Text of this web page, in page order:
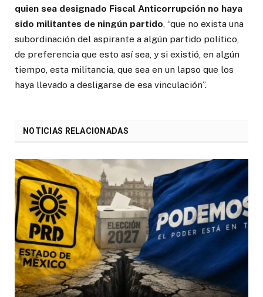
quien sea designado Fiscal Anticorrupción no haya
sido militantes de ningún partido, “que no exista una
subordinación del aspirante a algún partido político,
de preferencia que esto así sea, y si existió, en algún
tiempo, esta militancia, que sea en un lapso que los
haya llevado a desligarse de esa vinculación”.
NOTICIAS RELACIONADAS